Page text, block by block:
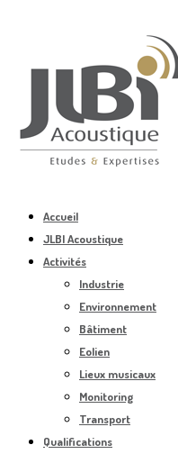
Accueil
JLBI Acoustique
Activités
Industrie
Environnement
Bâtiment
Eolien
Lieux musicaux
Monitoring
Transport
Qualifications